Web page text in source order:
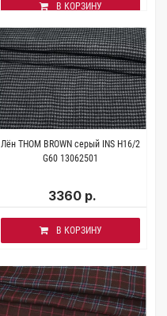
В КОРЗИНУ
Лён THOM BROWN серый INS H16/2
G60 13062501
3360 р.
В КОРЗИНУ